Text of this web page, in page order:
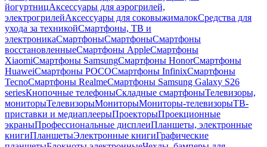
йогуртницАксессуары для аэрогрилей,
электрогрилейАксессуары для соковыжималокСредства для
ухода за техникойСмартфоны, ТВ и
электроникаСмартфоныСмартфоныСмартфоны
восстановленныеСмартфоны AppleСмартфоны
XiaomiСмартфоны SamsungСмартфоны HonorСмартфоны
HuaweiСмартфоны POCOСмартфоны InfinixСмартфоны
TecnoСмартфоны RealmeСмартфоны Samsung Galaxy S26
seriesКнопочные телефоныСкладные смартфоныТелевизоры,
мониторыТелевизорыМониторыМониторы-телевизорыТВ-
приставки и медиаплеерыПроекторыПроекционные
экраныПрофессиональные дисплеиПланшеты, электронные
книгиПланшетыЭлектронные книгиГрафические